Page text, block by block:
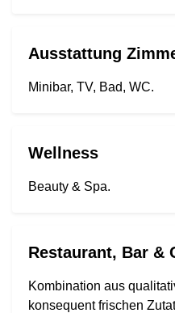
Ausstattung
Minibar, TV, Bad, WC.
Wellness
Beauty & Spa.
Restaurant, Bar &
Kombination aus
konsequent frischen